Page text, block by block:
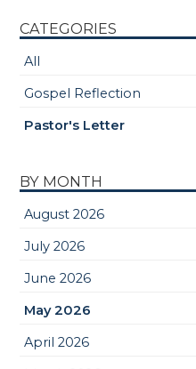
CATEGORIES
All
Gospel Reflection
Pastor's Letter
BY MONTH
August 2026
July 2026
June 2026
May 2026
April 2026